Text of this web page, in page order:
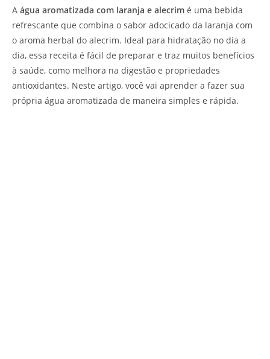
A água aromatizada com laranja e alecrim é uma bebida
refrescante que combina o sabor adocicado da laranja com
o aroma herbal do alecrim. Ideal para hidratação no dia a
dia, essa receita é fácil de preparar e traz muitos benefícios
à saúde, como melhora na digestão e propriedades
antioxidantes. Neste artigo, você vai aprender a fazer sua
própria água aromatizada de maneira simples e rápida.